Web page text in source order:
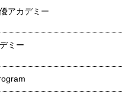
アカデミー
ミー